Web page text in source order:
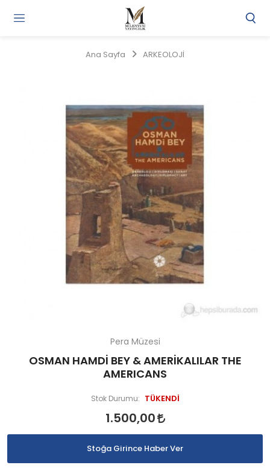
Ana Sayfa ARKEOLOJİ
Pera Müzesi
OSMAN HAMDİ BEY & AMERİKALILAR THE
AMERICANS
Stok Durumu: TÜKENDİ
1.500,00
Stoğa Girince Haber Ver